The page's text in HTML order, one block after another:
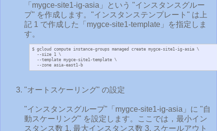
「mygce-site1-ig-asia」という "インスタンスグルー
プ" を作成します。"インスタンステンプレート" は上
記 1 で作成した「mygce-site1-template」を指定しま
す。
$ gcloud compute instance-groups managed create mygce-site1-ig-asia \
  --zone asia-east1-b
"オートスケーリング" の設定
"インスタンスグループ"「mygce-site1-ig-asia」に "自
動スケーリング" を設定します。ここでは，最小イン
スタンス数 1, 最大インスタンス数 3, スケールアウト